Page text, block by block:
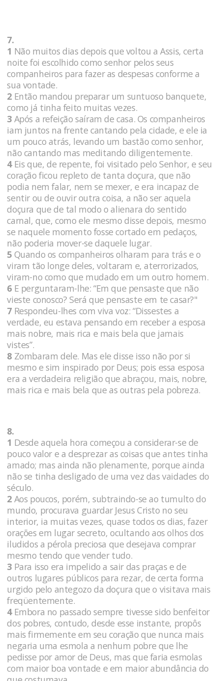
7.
1 Não muitos dias depois que voltou a Assis, certa
noite foi escolhido como senhor pelos seus
companheiros para fazer as despesas conforme a
sua vontade.
2 Então mandou preparar um suntuoso banquete,
como já tinha feito muitas vezes.
3 Após a refeição saíram de casa. Os companheiros
iam juntos na frente cantando pela cidade, e ele ia
um pouco atrás, levando um bastão como senhor,
não cantando mas meditando diligentemente.
4Eis que, de repente, foi visitado pelo Senhor, e seu
coração ficou repleto de tanta doçura, que não
podia nem falar, nem se mexer, e era incapaz de
sentir ou de ouvir outra coisa, a não ser aquela
doçura que de tal modo o alienara do sentido
carnal, que, como ele mesmo disse depois, mesmo
se naquele momento fosse cortado em pedaços,
não poderia mover-se daquele lugar.
5 Quando os companheiros olharam para trás e o
viram tão longe deles, voltaram e, aterrorizados,
viram-no como que mudado em um outro homem.
6 E perguntaram-lhe: “Em que pensaste que não
vieste conosco? Será que pensaste em te casar?"
7 Respondeu-lhes com viva voz: “Dissestes a
verdade, eu estava pensando em receber a esposa
mais nobre, mais rica e mais bela que jamais
vistes”.
8 Zombaram dele. Mas ele disse isso não por si
mesmo e sim inspirado por Deus; pois essa esposa
era a verdadeira religião que abraçou, mais, nobre,
mais rica e mais bela que as outras pela pobreza.
8.
1 Desde aquela hora começou a considerar-se de
pouco valor e a desprezar as coisas que antes tinha
amado; mas ainda não plenamente, porque ainda
não se tinha desligado de uma vez das vaidades do
século.
2 Aos poucos, porém, subtraindo-se ao tumulto do
mundo, procurava guardar Jesus Cristo no seu
interior, ia muitas vezes, quase todos os dias, fazer
orações em lugar secreto, ocultando aos olhos dos
iludidos a pérola preciosa que desejava comprar
mesmo tendo que vender tudo.
3 Para isso era impelido a sair das praças e de
outros lugares públicos para rezar, de certa forma
urgido pelo antegozo da doçura que o visitava mais
freqüentemente.
4Embora no passado sempre tivesse sido benfeitor
dos pobres, contudo, desde esse instante, propôs
mais firmemente em seu coração que nunca mais
negaria uma esmola a nenhum pobre que lhe
pedisse por amor de Deus, mas que faria esmolas
com maior boa vontade e em maior abundância do